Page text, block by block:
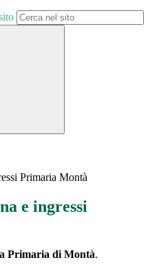
Primaria Montà
e ingressi
Primaria di Montà.